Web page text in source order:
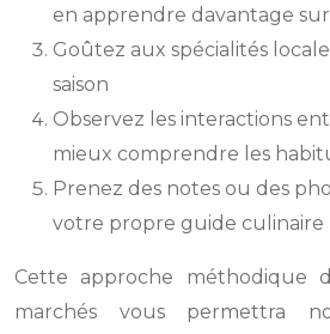
en apprendre davantage
Goûtez aux spécialités
saison
Observez les interactions
mieux comprendre les
Prenez des notes ou des
votre propre guide culinaire
Cette approche méthodique
marchés vous permettra